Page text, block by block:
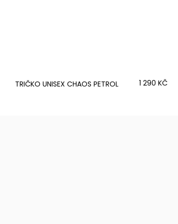
TRIČKO UNISEX CHAOS PETROL 1 290 KČ